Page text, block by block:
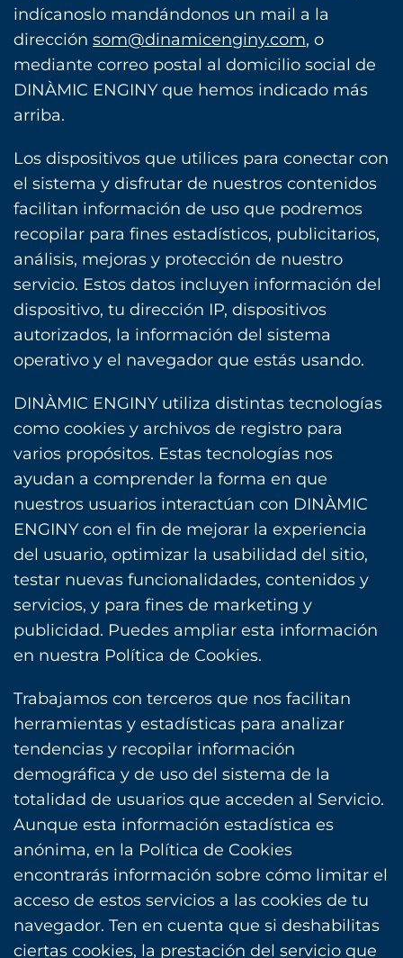
indícanoslo mandándonos un mail a la
dirección som@dinamicenginy.com, o
mediante correo postal al domicilio social de
DINÀMIC ENGINY que hemos indicado más
arriba.
Los dispositivos que utilices para conectar con
el sistema y disfrutar de nuestros contenidos
facilitan información de uso que podremos
recopilar para fines estadísticos, publicitarios,
análisis, mejoras y protección de nuestro
servicio. Estos datos incluyen información del
dispositivo, tu dirección IP, dispositivos
autorizados, la información del sistema
operativo y el navegador que estás usando.
DINÀMIC ENGINY utiliza distintas tecnologías
como cookies y archivos de registro para
varios propósitos. Estas tecnologías nos
ayudan a comprender la forma en que
nuestros usuarios interactúan con DINÀMIC
ENGINY con el fin de mejorar la experiencia
del usuario, optimizar la usabilidad del sitio,
testar nuevas funcionalidades, contenidos y
servicios, y para fines de marketing y
publicidad. Puedes ampliar esta información
en nuestra Política de Cookies.
Trabajamos con terceros que nos facilitan
herramientas y estadísticas para analizar
tendencias y recopilar información
demográfica y de uso del sistema de la
totalidad de usuarios que acceden al Servicio.
Aunque esta información estadística es
anónima, en la Política de Cookies
encontrarás información sobre cómo limitar el
acceso de estos servicios a las cookies de tu
navegador. Ten en cuenta que si deshabilitas
ciertas cookies, la prestación del servicio que